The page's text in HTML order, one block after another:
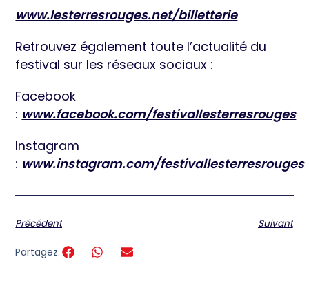
www.lesterresrouges.net/billetterie
Retrouvez également toute l’actualité du
festival sur les réseaux sociaux :
Facebook
: www.facebook.com/festivallesterresrouges
Instagram
: www.instagram.com/festivallesterresrouges
Précédent Suivant
Partagez: